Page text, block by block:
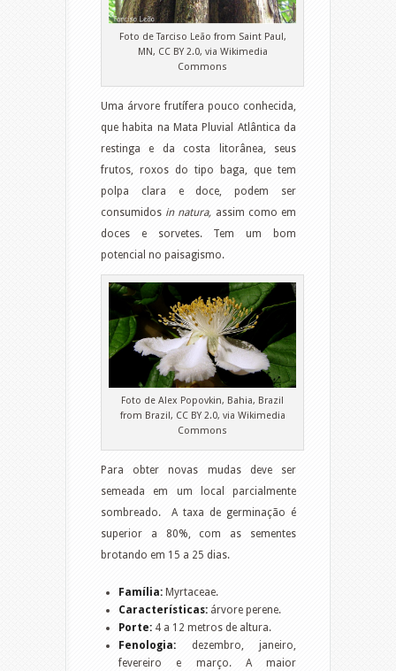
Foto de Tarciso Leão from Saint Paul,
MN, CC BY 2.0, via Wikimedia
Commons
Uma árvore frutífera pouco conhecida,
que habita na Mata Pluvial Atlântica da
restinga e da costa litorânea, seus
frutos, roxos do tipo baga, que tem
polpa clara e doce, podem ser
consumidos in natura, assim como em
doces e sorvetes. Tem um bom
potencial no paisagismo.
Foto de Alex Popovkin, Bahia, Brazil
from Brazil, CC BY 2.0, via Wikimedia
Commons
Para obter novas mudas deve ser
semeada em um local parcialmente
sombreado. A taxa de germinação é
superior a 80%, com as sementes
brotando em 15 a 25 dias.
Família: Myrtaceae.
Características: árvore perene.
Porte: 4 a 12 metros de altura.
Fenologia: dezembro, janeiro,
fevereiro e março. A maior